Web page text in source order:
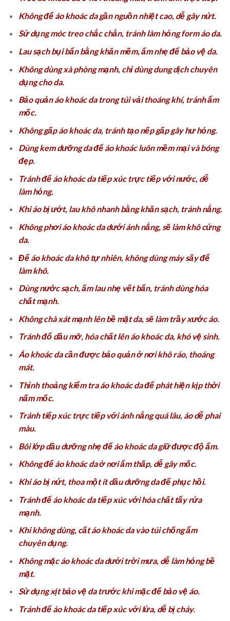
Không để áo khoác da gần nguồn nhiệt cao, dễ gây nứt.
Sử dụng móc treo chắc chắn, tránh làm hỏng form áo da.
Lau sạch bụi bẩn bằng khăn mềm, ẩm nhẹ để bảo vệ da.
Không dùng xà phòng mạnh, chỉ dùng dung dịch chuyên
dụng cho da.
Bảo quản áo khoác da trong túi vải thoáng khí, tránh ẩm
mốc.
Không gấp áo khoác da, tránh tạo nếp gấp gây hư hỏng.
Dùng kem dưỡng da để áo khoác luôn mềm mại và bóng
đẹp.
Tránh để áo khoác da tiếp xúc trực tiếp với nước, dễ
làm hỏng.
Khi áo bị ướt, lau khô nhanh bằng khăn sạch, tránh nắng.
Không phơi áo khoác da dưới ánh nắng, sẽ làm khô cứng
da.
Để áo khoác da khô tự nhiên, không dùng máy sấy để
làm khô.
Dùng nước sạch, ấm lau nhẹ vết bẩn, tránh dùng hóa
chất mạnh.
Không chà xát mạnh lên bề mặt da, sẽ làm trầy xước áo.
Tránh đổ dầu mỡ, hóa chất lên áo khoác da, khó vệ sinh.
Áo khoác da cần được bảo quản ở nơi khô ráo, thoáng
mát.
Thỉnh thoảng kiểm tra áo khoác da để phát hiện kịp thời
nấm mốc.
Tránh tiếp xúc trực tiếp với ánh nắng quá lâu, áo dễ phai
màu.
Bôi lớp dầu dưỡng nhẹ để áo khoác da giữ được độ ẩm.
Không để áo khoác da ở nơi ẩm thấp, dễ gây mốc.
Khi áo bị nứt, thoa một ít dầu dưỡng da để phục hồi.
Tránh để áo khoác da tiếp xúc với hóa chất tẩy rửa
mạnh.
Khi không dùng, cất áo khoác da vào túi chống ẩm
chuyên dụng.
Không mặc áo khoác da dưới trời mưa, dễ làm hỏng bề
mặt.
Sử dụng xịt bảo vệ da trước khi mặc để bảo vệ áo.
Tránh để áo khoác da tiếp xúc với lửa, dễ bị cháy.